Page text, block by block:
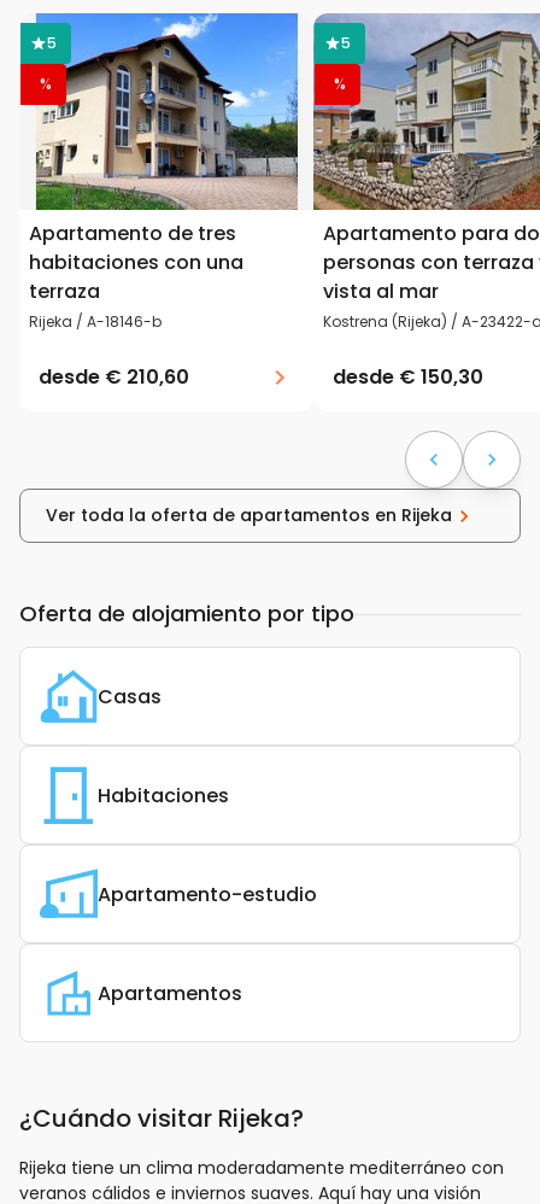
Apartamento de tres
habitaciones con una
terraza
Rijeka / A-18146-b
desde € 210,60
5
%
Apartamento para
personas con terraza
vista al mar
Kostrena (Rijeka) / A-23422-
desde € 150,30
5
%
Ver toda la oferta de apartamentos en Rijeka
Oferta de alojamiento por tipo
Casas
Habitaciones
Apartamento-estudio
Apartamentos
¿Cuándo visitar Rijeka?
Rijeka tiene un clima moderadamente mediterráneo con
veranos cálidos e inviernos suaves. Aquí hay una visión